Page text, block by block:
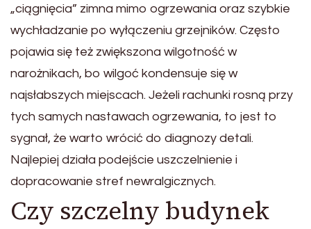
„ciągnięcia” zimna mimo ogrzewania oraz szybkie
wychładzanie po wyłączeniu grzejników. Często
pojawia się też zwiększona wilgotność w
narożnikach, bo wilgoć kondensuje się w
najsłabszych miejscach. Jeżeli rachunki rosną przy
tych samych nastawach ogrzewania, to jest to
sygnał, że warto wrócić do diagnozy detali.
Najlepiej działa podejście uszczelnienie i
dopracowanie stref newralgicznych.
Czy szczelny budynek